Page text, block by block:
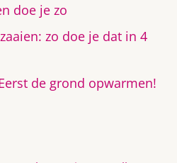
doe je zo
zo doe je dat in 4
de grond opwarmen!